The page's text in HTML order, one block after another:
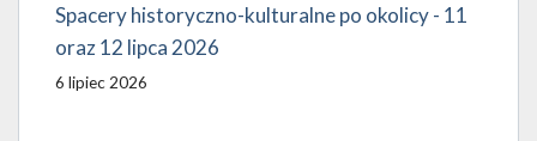
Spacery historyczno-kulturalne po okolicy - 11
oraz 12 lipca 2026
6 lipiec 2026